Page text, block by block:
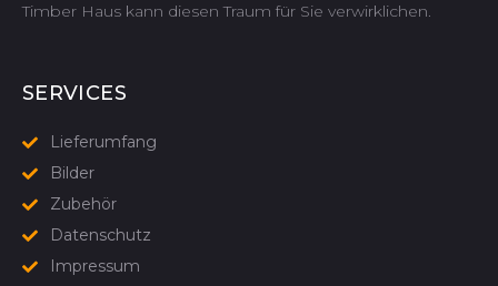
Timber Haus kann diesen Traum für Sie verwirklichen.
SERVICES
Lieferumfang
Bilder
Zubehör
Datenschutz
Impressum